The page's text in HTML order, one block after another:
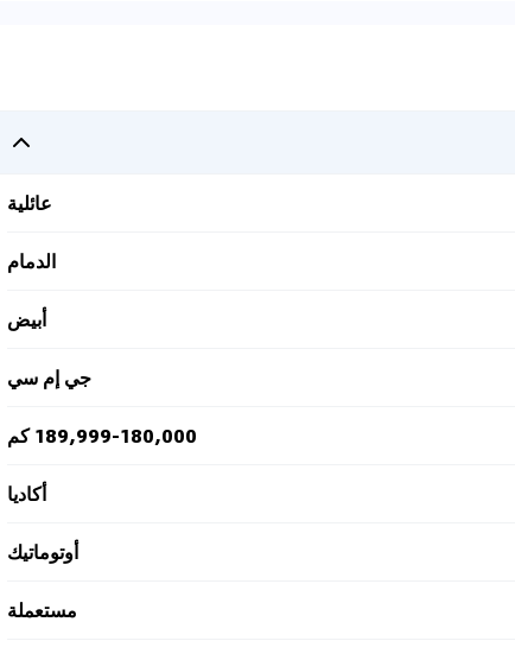
عائلية
الدمام
أبيض
جي إم سي
189,999-180,000 كم
أكاديا
أوتوماتيك
مستعملة